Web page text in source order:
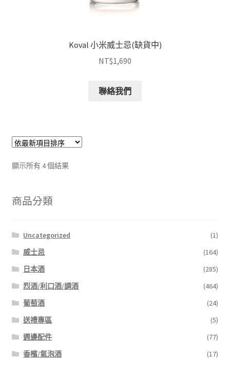
Koval 小米威士忌(缺貨中)
NT$1,690
聯絡我們
顯示所有 4 個結果
商品分類
Uncategorized
(1)
威士忌
(164)
日本酒
(285)
烈酒/利口酒/調酒
(464)
葡萄酒
(24)
送禮專區
(5)
週邊配件
(77)
香檳/氣泡酒
(17)